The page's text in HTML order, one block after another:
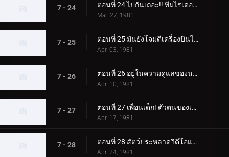
7 - 24 ตอนที่ 24 ไปกันเถอะ!! ทีมไรเดอร์รุ่นเยาว์
Mar. 27, 1981
7 - 25 ตอนที่ 25 มันยังโจมตีเครื่องบินได้!! มอนสเตอร์แม่เหล็กที่แข็งแกร่ง
Apr. 03, 1981
7 - 26 ตอนที่ 26 อยู่ในความดูแลของนาฬิกา กับดักของ Jin Dogma
Apr. 10, 1981
7 - 27 ตอนที่ 27 เพื่อนเด็ก! ตัวตนของเด็ก X
Apr. 17, 1981
7 - 28 ตอนที่ 28 สัตว์ประหลาดวิดีโอแปลกประหลาดที่สร้างสำเนาของผู้คน
Apr. 24, 1981